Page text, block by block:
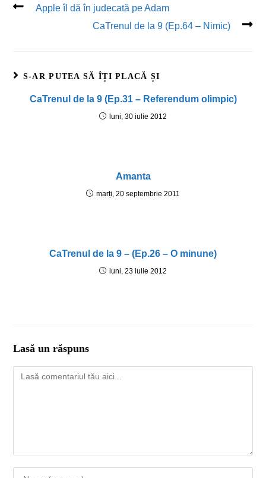
Apple îl dă în judecată pe Adam
CaTrenul de la 9 (Ep.64 – Nimic)
S-AR PUTEA SĂ ÎȚI PLACĂ ȘI
CaTrenul de la 9 (Ep.31 – Referendum olimpic)
luni, 30 iulie 2012
Amanta
marți, 20 septembrie 2011
CaTrenul de la 9 – (Ep.26 – O minune)
luni, 23 iulie 2012
Lasă un răspuns